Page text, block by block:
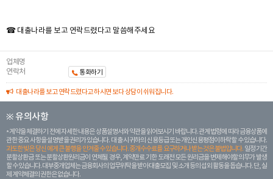
☎ 대출나라를 보고 연락드렸다고 말씀해주세요
업체명
연락처
통화하기
대출나라를 보고 연락드렸다고 하시면 보다 상담이 쉬워집니다.
※ 유의사항
계약을 체결하기 전에 자세한 내용은 상품설명서와 약관을 읽어보시기 바랍니다. 관계 법령에 따라 금융상품에
관한 중요 사항을 설명받을 권리가 있습니다. 대 출 시 귀하의 신용등급 또는 개인신용평점이 하락할 수 있습니다.
과도한 빚은 당신 에게 큰 불행을 안겨줄 수 있습니다. 중개수수료를 요구하거나 받는 것은 불법입니다. 일정 기간
분할상환금 또는 분할상환원리금이 연체될 경우, 계약만료 기한 도래전 모든 원리금을 변제해야할 의무가 발생
할 수 있습니다. 대부중개업체는 금융회사의 업무위탁을 받아 대출모집 및 소개 등의 섭외 활동을 돕습니다. 단, 실
제 계약체결의 권한은 없습니다.